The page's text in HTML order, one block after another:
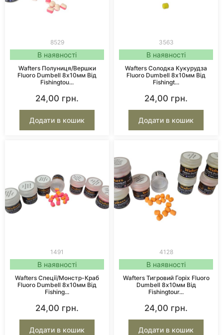
8529
В наявності
Wafters Полуниця/Вершки
Fluoro Dumbell 8х10мм Від
Fishingtou...
24,00 грн.
Додати в кошик
3563
В наявності
Wafters Солодка Кукурудза
Fluoro Dumbell 8х10мм Від
Fishingt...
24,00 грн.
Додати в кошик
1491
В наявності
Wafters Спеції/Монстр-Краб
Fluoro Dumbell 8х10мм Від
Fishing...
24,00 грн.
Додати в кошик
4128
В наявності
Wafters Тигровий Горіх Fluoro
Dumbell 8х10мм Від
Fishingtour...
24,00 грн.
Додати в кошик